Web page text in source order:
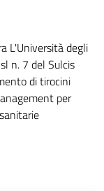
L'Università degli
n. 7 del Sulcis
di tirocini
per